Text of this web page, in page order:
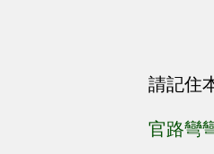
請記住
官路彎